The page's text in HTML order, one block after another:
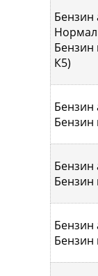
Бензин
Бензин
К5)
Бензин
Бензин
Бензин